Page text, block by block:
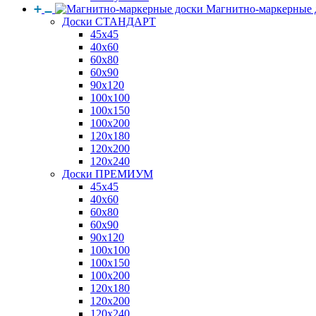
Магнитно-маркерные
Доски СТАНДАРТ
45x45
40x60
60x80
60x90
90x120
100x100
100x150
100x200
120x180
120x200
120x240
Доски ПРЕМИУМ
45x45
40x60
60x80
60x90
90x120
100x100
100x150
100x200
120x180
120x200
120x240